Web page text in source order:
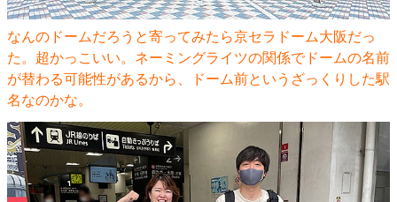
なんのドームだろうと寄ってみたら京セラドーム大阪だっ
た。超かっこいい。ネーミングライツの関係でドームの名前
が替わる可能性があるから、ドーム前というざっくりした駅
名なのかな。